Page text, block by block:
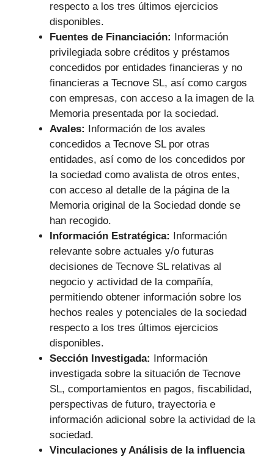
respecto a los tres últimos ejercicios
disponibles.
Fuentes de Financiación: Información
privilegiada sobre créditos y préstamos
concedidos por entidades financieras y no
financieras a Tecnove SL, así como cargos
con empresas, con acceso a la imagen de la
Memoria presentada por la sociedad.
Avales: Información de los avales
concedidos a Tecnove SL por otras
entidades, así como de los concedidos por
la sociedad como avalista de otros entes,
con acceso al detalle de la página de la
Memoria original de la Sociedad donde se
han recogido.
Información Estratégica: Información
relevante sobre actuales y/o futuras
decisiones de Tecnove SL relativas al
negocio y actividad de la compañía,
permitiendo obtener información sobre los
hechos reales y potenciales de la sociedad
respecto a los tres últimos ejercicios
disponibles.
Sección Investigada: Información
investigada sobre la situación de Tecnove
SL, comportamientos en pagos, fiscabilidad,
perspectivas de futuro, trayectoria e
información adicional sobre la actividad de la
sociedad.
Vinculaciones y Análisis de la influencia